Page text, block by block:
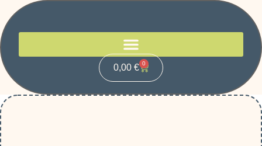
0,00 € 0